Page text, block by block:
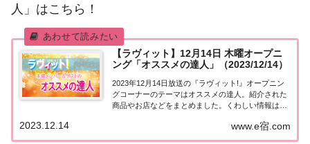
人」はこちら！
【ラヴィット】12月14日 木曜オープニ
ング「オススメの達人」（2023/12/14）
2023年12月14日放送の『ラヴィット!』オープニン
グコーナーのテーマはオススメの達人。紹介された
商品やお店などをまとめました。くわしい情報はこ
那須晃行さんの43歳の誕生日。なすなかにしのお二
人といえば「ロケの達人」ということ...
www.e宿.com
2023.12.14